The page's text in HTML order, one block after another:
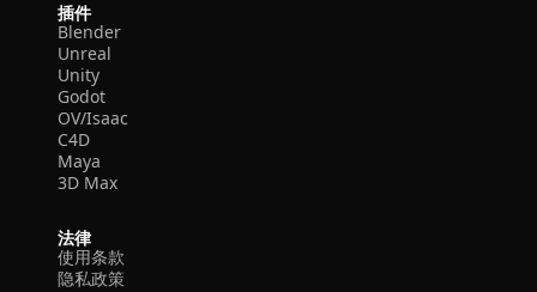
插件
Blender
Unreal
Unity
Godot
OV/Isaac
C4D
Maya
3D Max
法律
使用条款
隐私政策